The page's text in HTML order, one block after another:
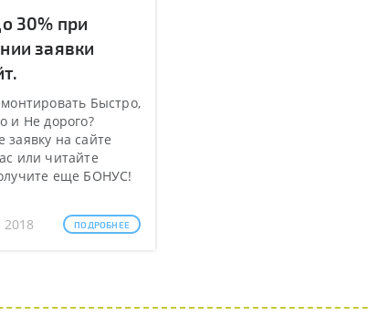
30% при
заявки
Быстро,
и Не дорого?
на сайте
или читайте
еще БОНУС!
2018 ПОДРОБНЕЕ